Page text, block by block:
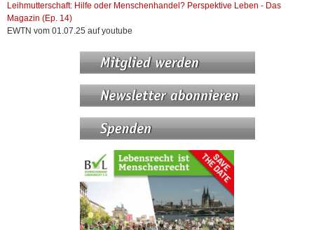
Leihmutterschaft: Hilfe oder Menschenhandel? Perspektive Leben - Das
Magazin (Ep. 14)
EWTN vom 01.07.25 auf youtube